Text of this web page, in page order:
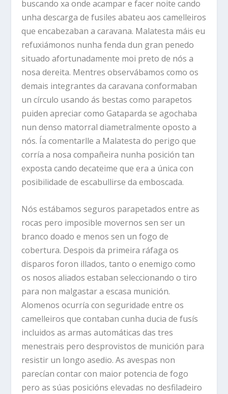
buscando xa onde acampar e facer noite cando
unha descarga de fusiles abateu aos camelleiros
que encabezaban a caravana. Malatesta máis eu
refuxiámonos nunha fenda dun gran penedo
situado afortunadamente moi preto de nós a
nosa dereita. Mentres observábamos como os
demais integrantes da caravana conformaban
un círculo usando ás bestas como parapetos
puiden apreciar como Gataparda se agochaba
nun denso matorral diametralmente oposto a
nós. Ía comentarlle a Malatesta do perigo que
corría a nosa compañeira nunha posición tan
exposta cando decateime que era a única con
posibilidade de escabullirse da emboscada.
Nós estábamos seguros parapetados entre as
rocas pero imposible movernos sen ser un
branco doado e menos sen un fogo de
cobertura. Despois da primeira ráfaga os
disparos foron illados, tanto o enemigo como
os nosos aliados estaban seleccionando o tiro
para non malgastar a escasa munición.
Alomenos ocurría con seguridade entre os
camelleiros que contaban cunha ducia de fusís
incluidos as armas automáticas das tres
menestrais pero desprovistos de munición para
resistir un longo asedio. As avespas non
parecían contar con maior potencia de fogo
pero as súas posicións elevadas no desfiladeiro